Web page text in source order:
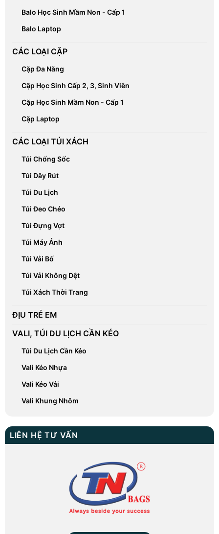
Balo Học Sinh Mầm Non - Cấp 1
Balo Laptop
CÁC LOẠI CẶP
Cặp Đa Năng
Cặp Học Sinh Cấp 2, 3, Sinh Viên
Cặp Học Sinh Mầm Non - Cấp 1
Cặp Laptop
CÁC LOẠI TÚI XÁCH
Túi Chống Sốc
Túi Dây Rút
Túi Du Lịch
Túi Đeo Chéo
Túi Đựng Vợt
Túi Máy Ảnh
Túi Vải Bố
Túi Vải Không Dệt
Túi Xách Thời Trang
ĐỊU TRẺ EM
VALI, TÚI DU LỊCH CẦN KÉO
Túi Du Lịch Cần Kéo
Vali Kéo Nhựa
Vali Kéo Vải
Vali Khung Nhôm
LIÊN HỆ TƯ VẤN